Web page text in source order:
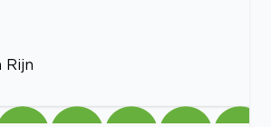
Rijn